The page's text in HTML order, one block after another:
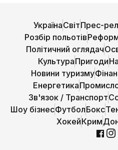
УкраїнаСвітПрес-
Розбір польотів
Політичний оглядач
КультураПригоди
Новини туризму
Енергетика
Зв'язок / Транспорт
Шоу бізнесФутболБокс
ХокейКрим